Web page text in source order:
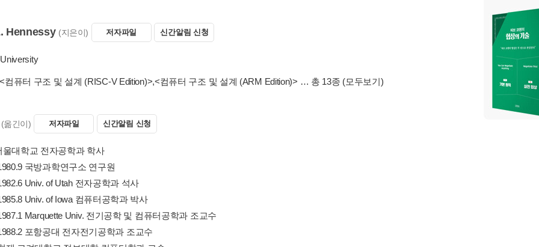
Hennessy (지은이) 저자파일 신간알림 신청
<컴퓨터 구조 및 설계 (RISC-V Edition)>,<컴퓨터 구조 및 설계 (ARM Edition)> … 총 13종 (모두보기)
(옮긴이) 저자파일 신간알림 신청
울대학교 전자공학과 학사
국방과학연구소 연구원
Univ. of Utah 전자공학과 석사
Univ. of Iowa 컴퓨터공학과 박사
Marquette Univ. 전기공학 및 컴퓨터공학과 조교수
포항공대 전자전기공학과 조교수